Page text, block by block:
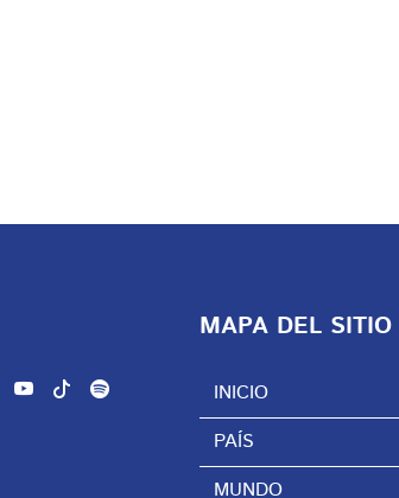
MAPA DEL SITIO
INICIO
PAÍS
MUNDO